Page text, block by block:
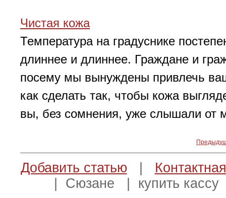
Чистая кожа
Температура на градуснике
длиннее и длиннее. Граждане и
посему мы вынуждены привлечь
как сделать так, чтобы кожа
вы, без сомнения, уже слышали от
Добавить статью
| Сюзане | купить кассу